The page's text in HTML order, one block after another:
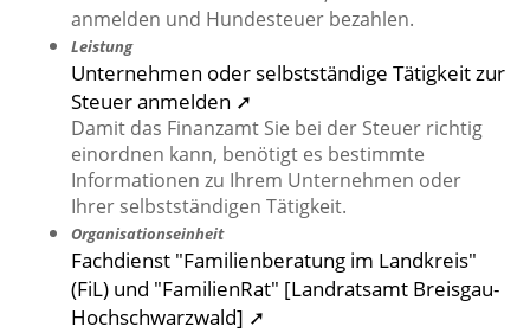
anmelden und Hundesteuer bezahlen.
Leistung
Unternehmen oder selbstständige Tätigkeit zur
Steuer anmelden ➚
Damit das Finanzamt Sie bei der Steuer richtig
einordnen kann, benötigt es bestimmte
Informationen zu Ihrem Unternehmen oder
Ihrer selbstständigen Tätigkeit.
Organisationseinheit
Fachdienst "Familienberatung im Landkreis"
(FiL) und "FamilienRat" [Landratsamt Breisgau-
Hochschwarzwald] ➚